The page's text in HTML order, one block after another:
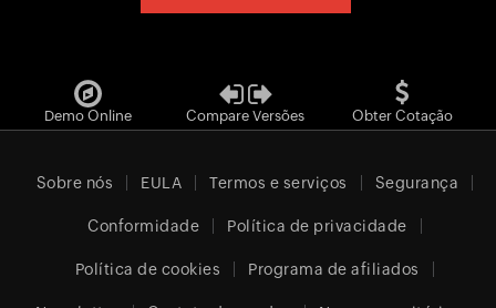
Demo Online Compare Versões Obter Cotação
Sobre nós EULA Termos e serviços Segurança
Conformidade Política de privacidade
Política de cookies Programa de afiliados